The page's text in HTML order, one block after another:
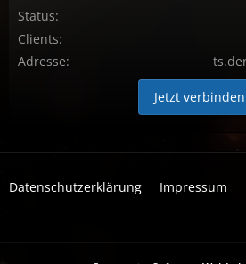
Status:
Clients:
Adresse:
Jetzt verbinden
Datenschutzerklärung Impressum